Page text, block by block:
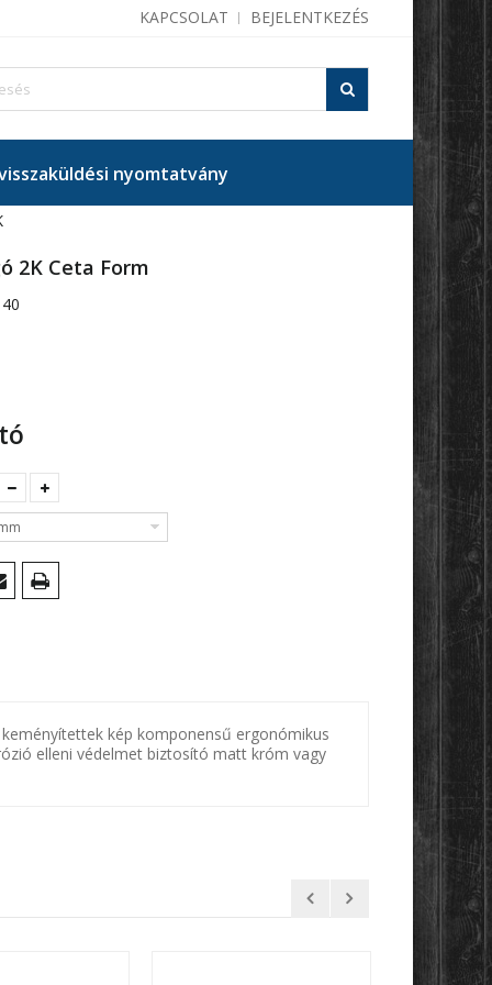
BEJELENTKEZÉS
KAPCSOLAT
nyomtatvány
2K Ceta Form
kép komponensű ergonómikus
elleni védelmet biztosító matt króm vagy